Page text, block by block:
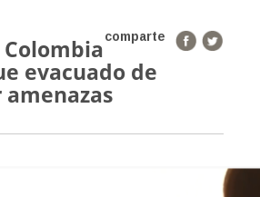
comparte
evacuado de